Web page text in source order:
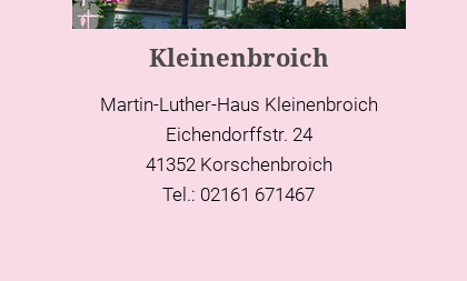
Kleinenbroich
Martin-Luther-Haus Kleinenbroich
Eichendorffstr. 24
41352 Korschenbroich
Tel.: 02161 671467